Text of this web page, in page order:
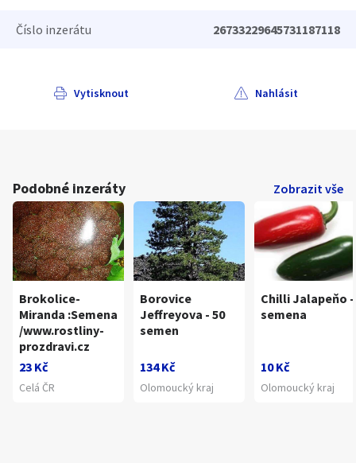
Číslo inzerátu 26733229645731187118
Vytisknout Nahlásit
Podobné inzeráty Zobrazit vše
Brokolice-
Miranda :Semena
/www.rostliny-
prozdravi.cz
23 Kč
Celá ČR
Borovice
Jeffreyova - 50
semen
134 Kč
Olomoucký kraj
Chilli Jalapeňo -
semena
10 Kč
Olomoucký kraj